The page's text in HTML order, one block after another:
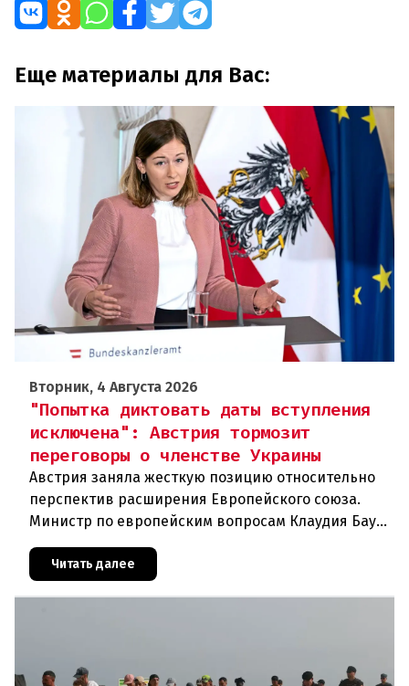
Еще материалы для Вас:
Вторник, 4 Августа 2026
"Попытка диктовать даты вступления
исключена": Австрия тормозит
переговоры о членстве Украины
Австрия заняла жесткую позицию относительно
перспектив расширения Европейского союза.
Министр по европейским вопросам Клаудия Бауэр
ускоренного присоединения
Читать далее